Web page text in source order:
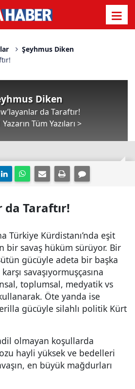
Şeyhmus Diken
Diken
da Taraftır!
Yazarın Tüm Yazıları >
da Taraftır!
Türkiye Kürdistanı’nda eşit
bir savaş hüküm sürüyor. Bir
gücüyle adeta bir başka
savaşıyormuşçasına
toplumsal, medyatik vs
Öte yanda ise
gücüyle silahlı politik Kürt
olmayan koşullarda
hayli yüksek ve bedelleri
en büyük mağdurları